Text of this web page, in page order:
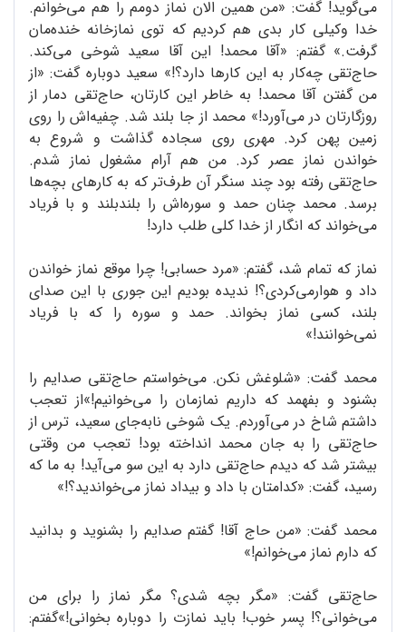
می‌گوید! گفت: «من همین الان نماز دومم را هم می‌خوانم.
خدا وکیلی کار بدی هم کردیم که توی نمازخانه خنده‌مان
گرفت.» گفتم: «آقا محمد! این آقا سعید شوخی می‌کند.
حاج‌تقی چه‌کار به این کارها دارد؟!» سعید دوباره گفت: «از
من گفتن آقا محمد! به خاطر این کارتان، حاج‌تقی دمار از
روزگارتان در می‌آورد!» محمد از جا بلند شد. چفیه‌اش را روی
زمین پهن کرد. مهری روی سجاده گذاشت و شروع به
خواندن نماز عصر کرد. من هم آرام مشغول نماز شدم.
حاج‌تقی رفته بود چند سنگر آن طرف‌تر که به کارهای بچه‌ها
برسد. محمد چنان حمد و سوره‌اش را بلند‌بلند و با فریاد
می‌خواند که انگار از خدا کلی طلب دارد!
نماز که تمام شد، گفتم: «مرد حسابی! چرا موقع نماز خواندن
داد و هوارمی‌کردی؟! ندیده بودیم این جوری با این صدای
بلند، کسی نماز بخواند. حمد و سوره را که با فریاد
نمی‌خوانند!»
محمد گفت: «شلوغش نکن. می‌خواستم حاج‌تقی صدایم را
بشنود و بفهمد که داریم نمازمان را می‌خوانیم!»از تعجب
داشتم شاخ در می‌آوردم. یک شوخی نابه‌جای سعید، ترس از
حاج‌تقی را به جان محمد انداخته بود! تعجب من وقتی
بیشتر شد که دیدم حاج‌تقی دارد به این سو می‌آید! به ما که
رسید، گفت: «کدامتان با داد و بیداد نماز می‌خواندید؟!»
محمد گفت: «من حاج ‌آقا! گفتم صدایم را بشنوید و بدانید
که دارم نماز می‌خوانم!»
حاج‌‌تقی گفت: «مگر بچه شدی؟ مگر نماز را برای من
می‌خوانی؟! پسر خوب! باید نمازت را دوباره بخوانی!»گفتم: